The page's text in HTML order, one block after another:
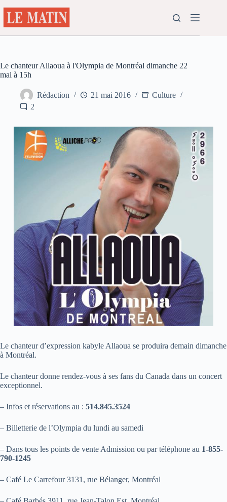
au
contenu
Le chanteur Allaoua à l'Olympia de Montréal dimanche 22
mai à 15h
Rédaction 21 mai 2016
Culture
2
Le chanteur d’expression kabyle Allaoua se produira demain dimanche
à Montréal.
Le chanteur donne rendez-vous à ses fans du Canada dans un concert
exceptionnel.
– Infos et réservations au : 514.845.3524
– Billetterie de l’Olympia du lundi au samedi
– Dans tous les points de vente Admission ou par téléphone au 1-855-
790-1245
– Café Le Carrefour 3131, rue Bélanger, Montréal